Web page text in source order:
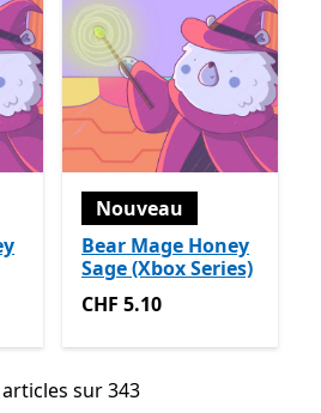
Nouveau
Bear Mage Honey
Sage (Xbox Series)
CHF 5.10
CHF 5.10
sur 343
sur 343